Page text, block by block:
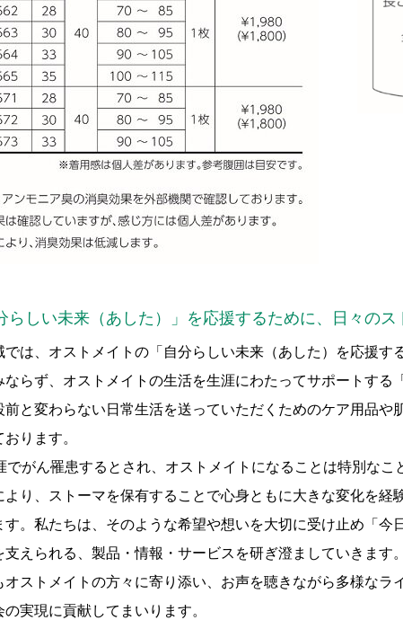
らしい未来（あした）」を応援するために、日々の
は、オストメイトの「自分らしい未来（あした）を応援
らず、オストメイトの生活を生涯にわたってサポートす
と変わらない日常生活を送っていただくためのケア用品
ります。
でがん罹患するとされ、オストメイトになることは特別な
り、ストーマを保有することで心身ともに大きな変化を
。私たちは、そのような希望や想いを大切に受け止め「
えられる、製品・情報・サービスを研ぎ澄ましていきます。
ストメイトの方々に寄り添い、お声を聴きながら多様な
実現に貢献してまいります。